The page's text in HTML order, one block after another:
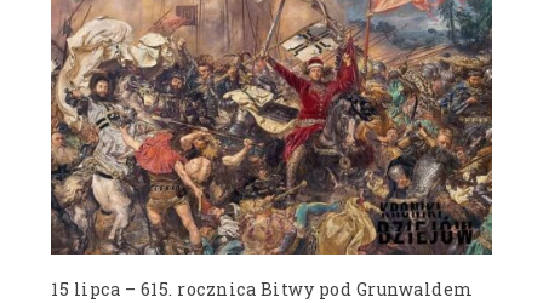
15 lipca – 615. rocznica Bitwy pod Grunwaldem